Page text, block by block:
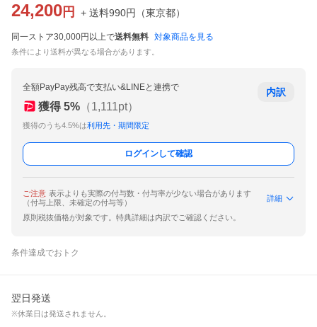
24,200 円 + 送料990円 （東京都）
同一ストア30,000円以上で送料無料 対象商品を見る
条件により送料が異なる場合があります。
全額PayPay残高で支払い&LINEと連携で
獲得 5% （1,111pt）
獲得のうち4.5%は利用先・期間限定
内訳
ログインして確認
ご注意 表示よりも実際の付与数・付与率が少ない場合があります
（付与上限、未確定の付与等）
詳細
原則税抜価格が対象です。特典詳細は内訳でご確認ください。
条件達成でおトク
翌日発送
※休業日は発送されません。